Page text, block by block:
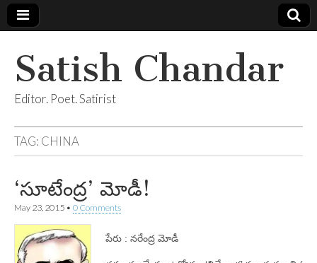
Satish Chandar
Editor. Poet. Satirist
TAG: CHINA
‘సూటేంద్ర’ మోడీ!
May 23, 2015 • 0 Comments
పేరు : నరేంద్ర మోడీ